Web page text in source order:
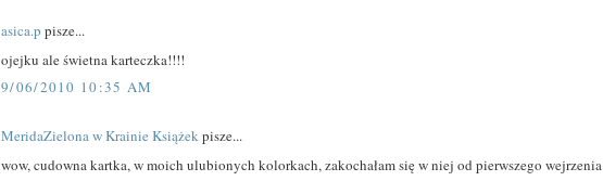
asica.p pisze...
ojejku ale świetna karteczka!!!!
9/06/2010 10:35 AM
MeridaZielona w Krainie Książekpisze...
wow, cudowna kartka, w moich ulubionych kolorkach, zakochałam się w niej od pierwszego wejrzenia